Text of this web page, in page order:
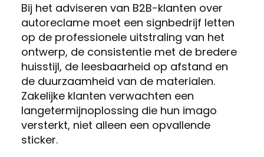
Bij het adviseren van B2B-klanten over
autoreclame moet een signbedrijf letten
op de professionele uitstraling van het
ontwerp, de consistentie met de bredere
huisstijl, de leesbaarheid op afstand en
de duurzaamheid van de materialen.
Zakelijke klanten verwachten een
langetermijnoplossing die hun imago
versterkt, niet alleen een opvallende
sticker.